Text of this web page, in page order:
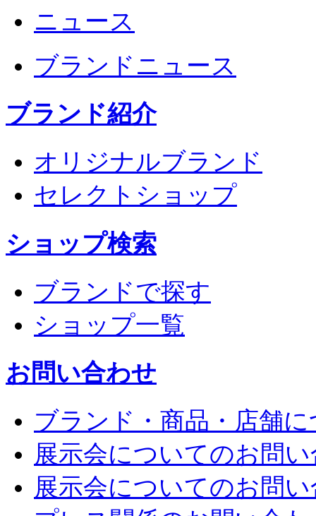
ニュース
ブランドニュース
ブランド紹介
オリジナルブランド
セレクトショップ
ショップ検索
ブランドで探す
ショップ一覧
お問い合わせ
ブランド・商品・店舗
展示会についてのお問
展示会についてのお問